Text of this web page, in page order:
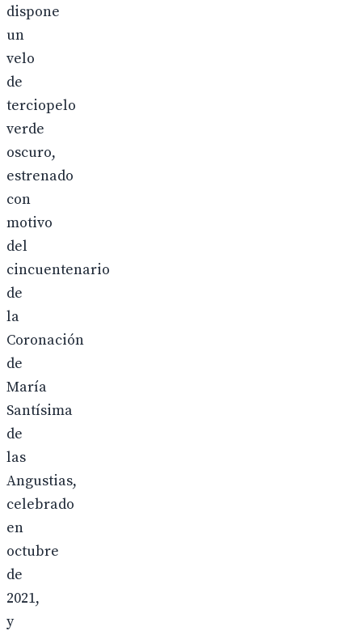
dispone
un
velo
de
terciopelo
verde
oscuro,
estrenado
con
motivo
del
cincuentenario
de
la
Coronación
de
María
Santísima
de
las
Angustias,
celebrado
en
octubre
de
2021,
y